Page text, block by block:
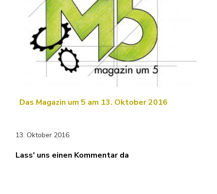
Das Magazin um 5 am 13. Oktober 2016
13. Oktober 2016
Lass' uns einen Kommentar da